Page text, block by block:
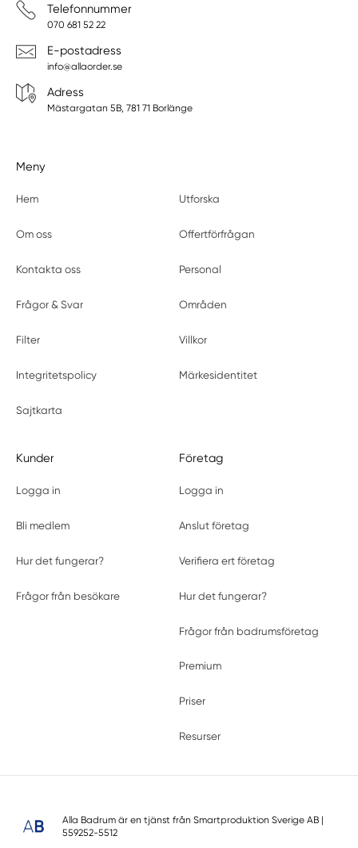
Telefonnummer
070 681 52 22
E-postadress
info@allaorder.se
Adress
Mästargatan 5B, 781 71 Borlänge
Meny
Hem Utforska
Om oss Offertförfrågan
Kontakta oss Personal
Frågor & Svar Områden
Filter Villkor
Integritetspolicy Märkesidentitet
Sajtkarta
Kunder
Logga in
Bli medlem
Hur det fungerar?
Frågor från besökare
Företag
Logga in
Anslut företag
Verifiera ert företag
Hur det fungerar?
Frågor från badrumsföretag
Premium
Priser
Resurser
Alla Badrum är en tjänst från Smartproduktion Sverige AB|
559252-5512